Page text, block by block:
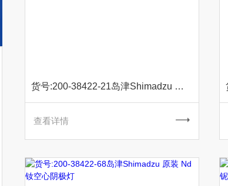
货号:200-38422-21岛津Shimadzu 原装 Pb铅空心阴极灯
查看详情